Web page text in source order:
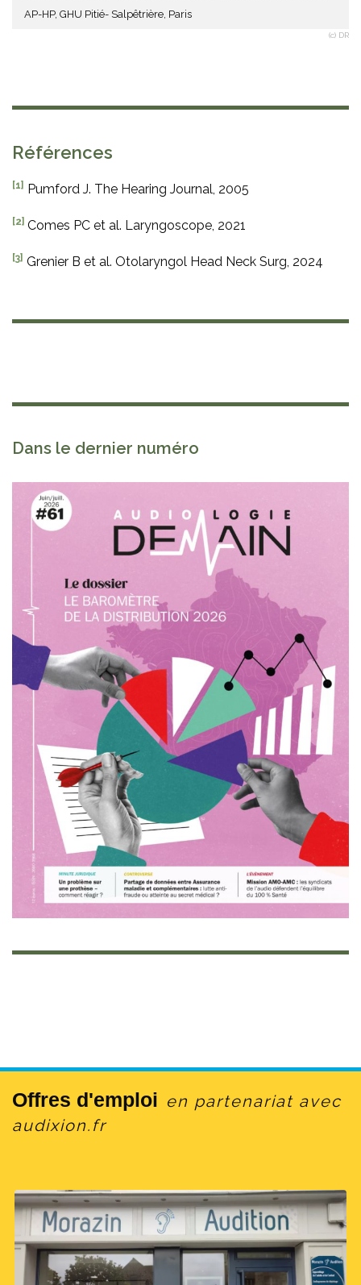
AP-HP, GHU Pitié- Salpêtrière, Paris
(c) DR
Références
[1] Pumford J. The Hearing Journal, 2005
[2] Comes PC et al. Laryngoscope, 2021
[3] Grenier B et al. Otolaryngol Head Neck Surg, 2024
Dans le dernier numéro
Offres d'emploi en partenariat avec
audixion.fr